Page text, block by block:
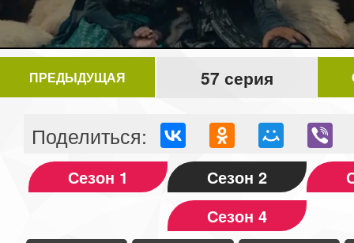
ПРЕДЫДУЩАЯ 57 серия
Поделиться:
Сезон 1 Сезон 2
Сезон 4